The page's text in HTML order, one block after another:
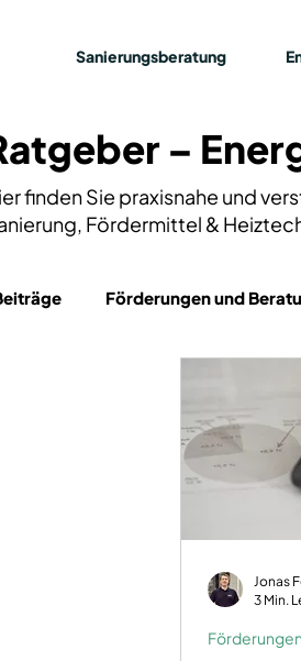
Sanierungsberatung
–
finden Sie praxisnahe und
Fördermittel &
Förderungen und
3 Min.